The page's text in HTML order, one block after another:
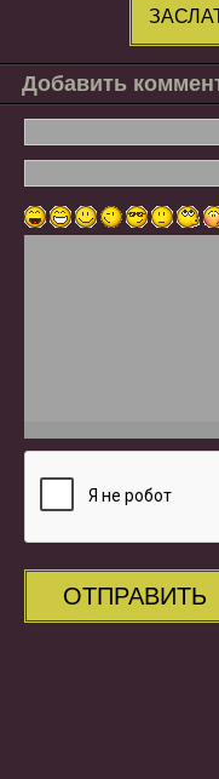
Добавить
ОТПРАВИТЬ